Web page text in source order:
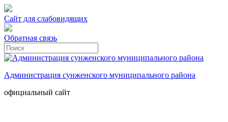
Сайт для слабовидящих
Обратная связь
Администрация сунженского муниципального района
официальный сайт